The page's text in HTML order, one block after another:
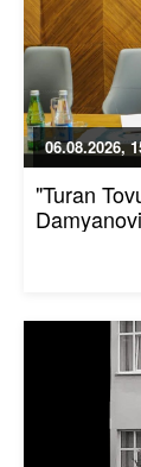
06.08.2026,
"Turan